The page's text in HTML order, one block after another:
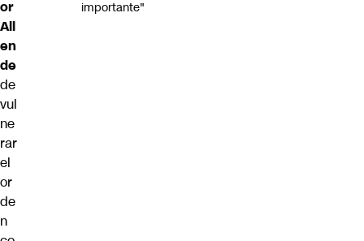
or
All
en
de
de
vul
ne
rar
el
or
de
n
importante"